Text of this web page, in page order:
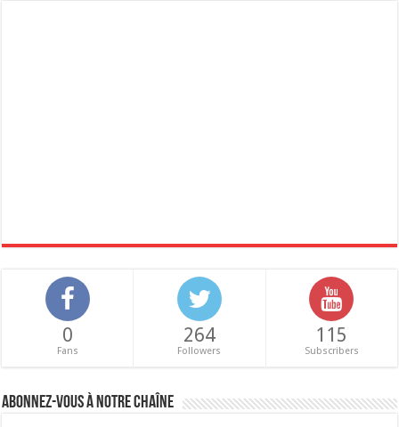
0
Fans
264
Followers
115
Subscribers
Abonnez-vous à notre chaîne